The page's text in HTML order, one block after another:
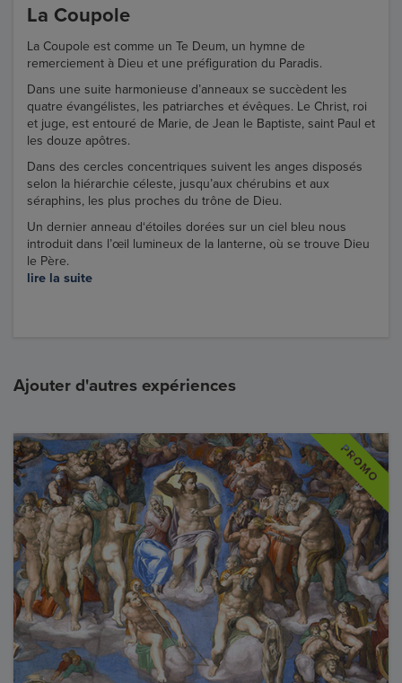
La Coupole
La Coupole est comme un Te Deum, un hymne de
remerciement à Dieu et une préfiguration du Paradis.
Dans une suite harmonieuse d’anneaux se succèdent les
quatre évangélistes, les patriarches et évêques. Le Christ, roi
et juge, est entouré de Marie, de Jean le Baptiste, saint Paul et
les douze apôtres.
Dans des cercles concentriques suivent les anges disposés
selon la hiérarchie céleste, jusqu’aux chérubins et aux
séraphins, les plus proches du trône de Dieu.
Un dernier anneau d‘étoiles dorées sur un ciel bleu nous
introduit dans l’œil lumineux de la lanterne, où se trouve Dieu
le Père.
lire la suite
Ajouter d'autres expériences